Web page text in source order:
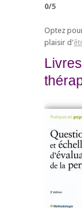
0/5
Optez
plaisir d'